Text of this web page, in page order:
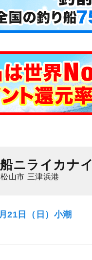
ニライカナイ
山市 三津浜港
21日（日）小潮